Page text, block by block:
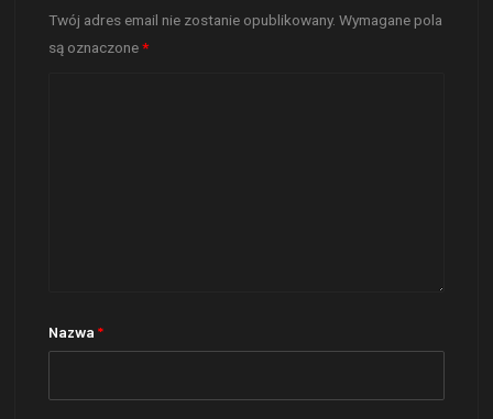
Twój adres email nie zostanie opublikowany. Wymagane pola
są oznaczone*
Nazwa*